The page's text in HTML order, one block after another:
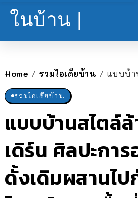
ในบ้าน |
Home / รวมไอเดียบ้าน / แบบบ้านสไตล์ล้านนาโมเดิร์น
รวมไอเดียบ้าน
แบบบ้านสไตล์ล้
เดิร์น ศิลปะกา
ดั้งเดิมผสานไ